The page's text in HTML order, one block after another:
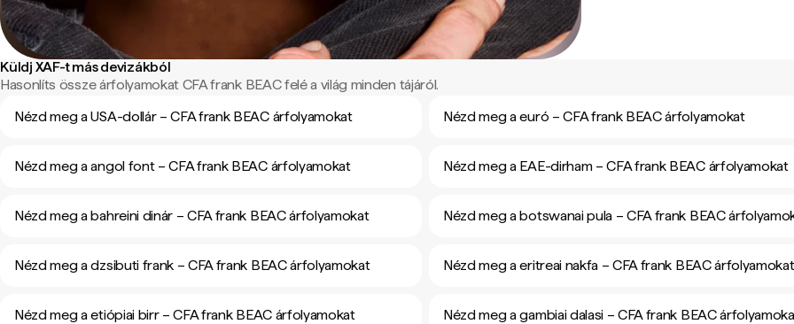
Küldj XAF-t más devizákból
Hasonlíts össze árfolyamokat CFA frank BEAC felé a világ minden tájáról.
Nézd meg a USA-dollár – CFA frank BEAC árfolyamokat
Nézd meg a euró – CFA frank BEAC árfolyamokat
Nézd meg a angol font – CFA frank BEAC árfolyamokat Nézd meg a EAE-dirham – CFA frank BEAC árfolyamokat
Nézd meg a bahreini dinár – CFA frank BEAC árfolyamokat Nézd meg a botswanai pula – CFA frank BEAC
Nézd meg a dzsibuti frank – CFA frank BEAC árfolyamokat Nézd meg a eritreai nakfa – CFA frank BEAC árfolyamokat
Nézd meg a etiópiai birr – CFA frank BEAC árfolyamokat Nézd meg a gambiai dalasi – CFA frank BEAC